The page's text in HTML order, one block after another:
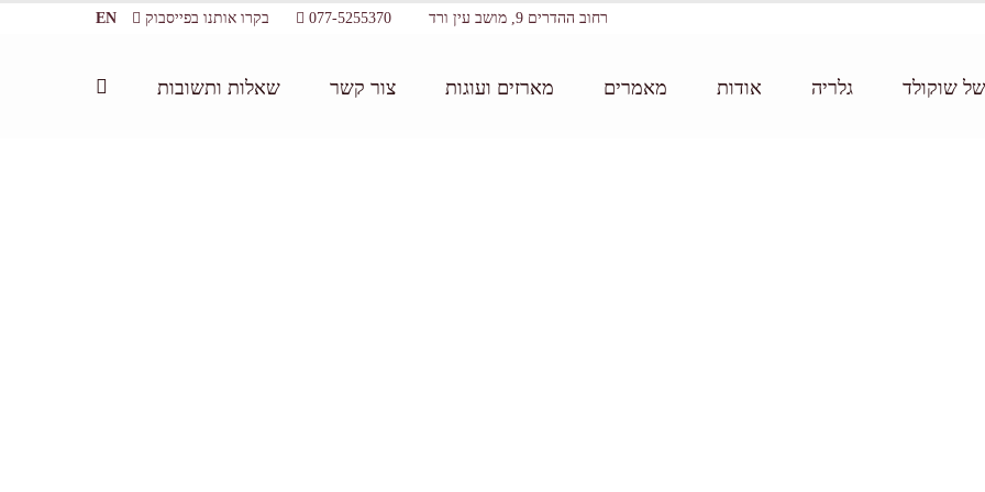
רחוב ההדרים 9, מושב עין ורד 077-5255370 בקרו אותנו בפייסבוק EN
שוקולד גלריה אודות מאמרים מארזים ועוגות צור קשר שאלות ותשובות